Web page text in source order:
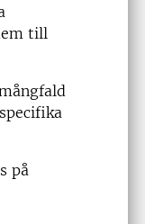
till
på